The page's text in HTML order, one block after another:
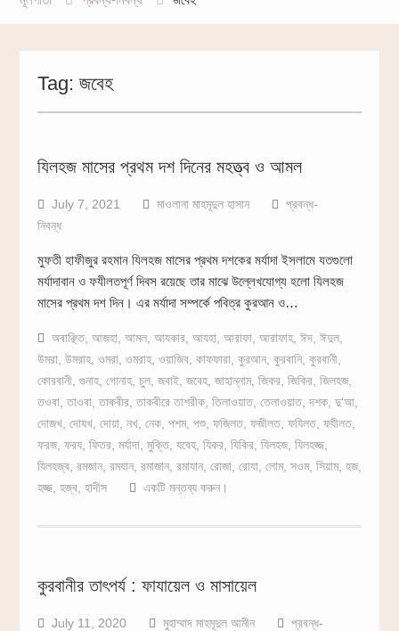
Tag: জবেহ
যিলহজ মাসের প্রথম দশ দিনের মহত্ত্ব ও আমল
July 7, 2021 মাওলানা মাহমূদুল হাসান
প্রবন্ধ-
নিবন্ধ
মুফতী হাফীজুর রহমান যিলহজ মাসের প্রথম দশকের মর্যাদা ইসলামে যতগুলো
মর্যাদাবান ও ফযীলতপূর্ণ দিবস রয়েছে তার মাঝে উল্লেখযোগ্য হলো যিলহজ
মাসের প্রথম দশ দিন। এর মর্যাদা সম্পর্কে পবিত্র কুরআন ও…
অবাঞ্ছিত, আজহা, আমল, আযকার, আযহা, আরাফা, আরাফাহ, ঈদ, ঈদুল,
উমরা, উমরাহ, ওমরা, ওমরাহ, ওয়াজিব, কাফফারা, কুরআন, কুরবানি, কুরবানী,
কোরবানী, গুনাহ, গোনাহ, চুল, জবাই, জবেহ, জাহান্নাম, জিকর, জিকির, জিলহজ,
তওবা,তাওবা,তাকবীর,তাকবীরে তাশরীক, তিলাওয়াত, তেলাওয়াত,দশক, দু‘আ,
দোজখ, দোযখ, দোয়া, নখ, নেক, পশম, পশু, ফজিলত, ফজীলত, ফযিলত, ফযীলত,
ফরজ, ফরয, ফিতর, মর্যাদা, মুক্তি, যবেহ, যিকর, যিকির, যিলহজ, যিলহজ্জ,
যিলহজ্ব, রমজান, রমযান, রমাজান, রমাযান, রোজা, রোযা, লোম, সওম, সিয়াম, হজ,
হজ্জ, হজ্ব, হাদীস একটি মন্তব্য করুন।
কুরবানীর তাৎপর্য : ফাযায়েল ও মাসায়েল
July 11, 2020 মুহাম্মাদ মাহমূদুল আমীন
প্রবন্ধ-